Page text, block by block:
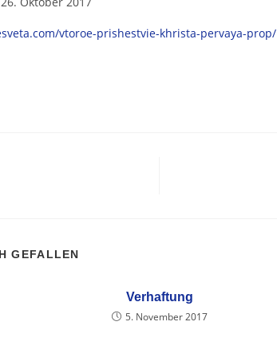
vtoroe-prishestvie-khrista-pervaya-prop/
GEFALLEN
Verhaftung
5. November 2017